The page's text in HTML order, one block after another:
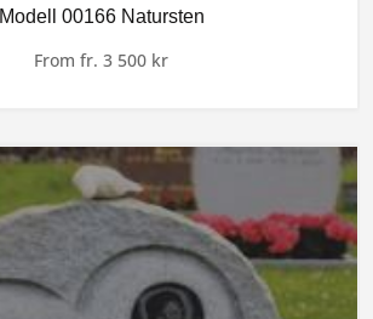
Modell 00166 Natursten
Fromfr.3 500 kr